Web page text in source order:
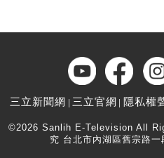
三立新聞網 三立官網 隱私權
©2026 Sanlih E-Television All
究 台北市內湖區舊宗路